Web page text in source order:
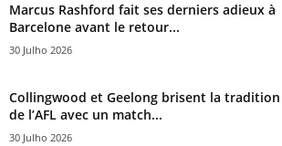
Marcus Rashford fait ses derniers adieux à
Barcelone avant le retour...
30 Julho 2026
Collingwood et Geelong brisent la tradition
de l’AFL avec un match...
30 Julho 2026